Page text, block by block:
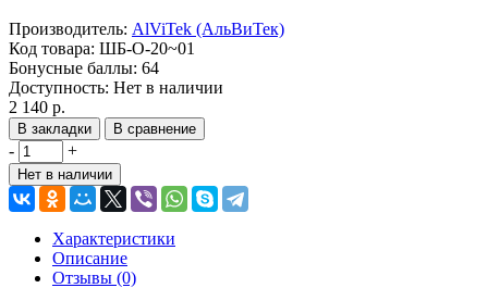
Производитель: AlViTek (АльВиТек)
Код товара: ШБ-О-20~01
Бонусные баллы: 64
Доступность: Нет в наличии
2 140 р.
В закладки В сравнение
- +
Нет в наличии
Характеристики
Описание
Отзывы (0)